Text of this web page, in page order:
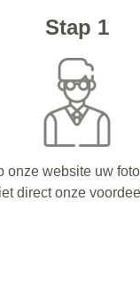
Stap 1
onze website uw
direct onze